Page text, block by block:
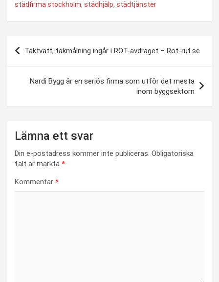
städfirma stockholm, städhjälp, städtjänster
Inläggsnavigering
Taktvätt, takmålning ingår i ROT-avdraget – Rot-rut.se
Nardi Bygg är en seriös firma som utför det mesta
inom byggsektorn
Lämna ett svar
Din e-postadress kommer inte publiceras. Obligatoriska
fält är märkta *
Kommentar *